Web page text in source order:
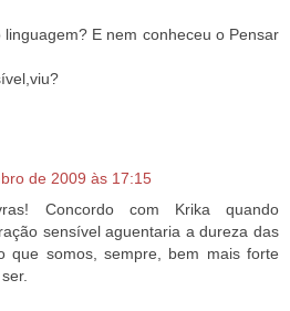
E nem conheceu o Pensar
de 2009 às 17:15
Concordo com Krika quando
sensível aguentaria a dureza das
que somos, sempre, bem mais forte